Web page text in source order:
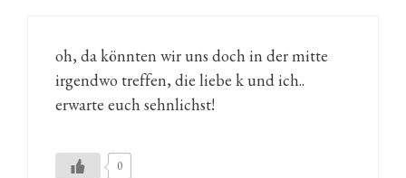
oh, da könnten wir uns doch in der mitte
irgendwo treffen, die liebe k und ich..
erwarte euch sehnlichst!
0